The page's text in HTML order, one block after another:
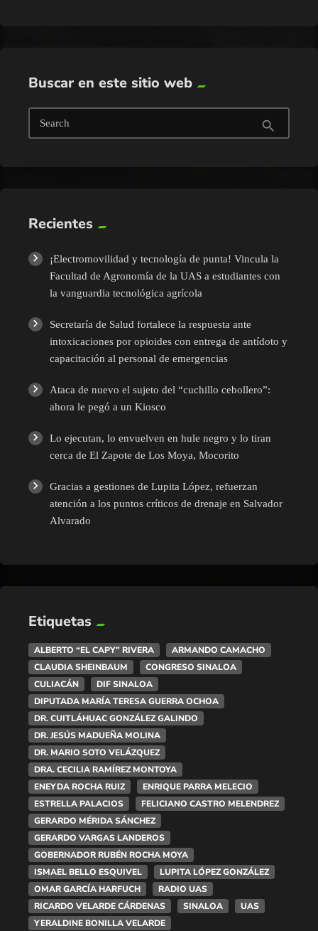
Buscar en este sitio web
Search search
Recientes
¡Electromovilidad y tecnología de punta! Vincula la
Facultad de Agronomía de la UAS a estudiantes con
la vanguardia tecnológica agrícola
Secretaría de Salud fortalece la respuesta ante
intoxicaciones por opioides con entrega de antídoto y
capacitación al personal de emergencias
Ataca de nuevo el sujeto del “cuchillo cebollero”:
ahora le pegó a un Kiosco
Lo ejecutan, lo envuelven en hule negro y lo tiran
cerca de El Zapote de Los Moya, Mocorito
Gracias a gestiones de Lupita López, refuerzan
atención a los puntos críticos de drenaje en Salvador
Alvarado
Etiquetas
ALBERTO “EL CAPY” RIVERA
ARMANDO CAMACHO
CLAUDIA SHEINBAUM
CONGRESO SINALOA
CULIACÁN
DIF SINALOA
DIPUTADA MARÍA TERESA GUERRA OCHOA
DR. CUITLÁHUAC GONZÁLEZ GALINDO
DR. JESÚS MADUEÑA MOLINA
DR. MARIO SOTO VELÁZQUEZ
DRA. CECILIA RAMÍREZ MONTOYA
ENEYDA ROCHA RUIZ
ENRIQUE PARRA MELECIO
ESTRELLA PALACIOS
FELICIANO CASTRO MELENDREZ
GERARDO MÉRIDA SÁNCHEZ
GERARDO VARGAS LANDEROS
GOBERNADOR RUBÉN ROCHA MOYA
ISMAEL BELLO ESQUIVEL
LUPITA LÓPEZ GONZÁLEZ
OMAR GARCÍA HARFUCH
RADIO UAS
RICARDO VELARDE CÁRDENAS
SINALOA
UAS
YERALDINE BONILLA VELARDE